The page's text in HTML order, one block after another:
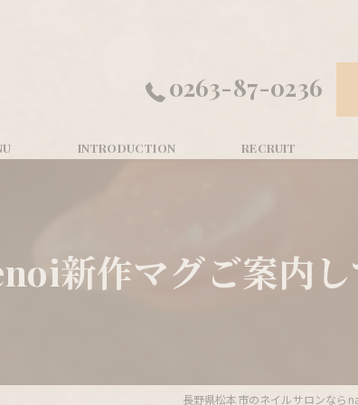
0263-87-0236
新作マグご案内
長野県松本市のネイルサロンなら